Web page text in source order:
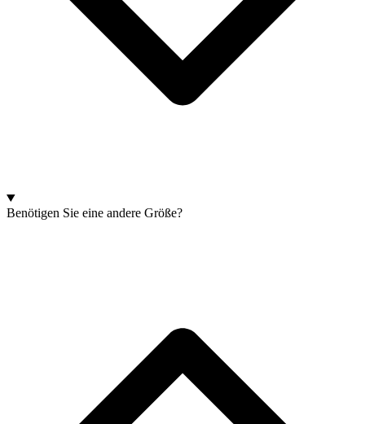
Benötigen Sie eine andere Größe?